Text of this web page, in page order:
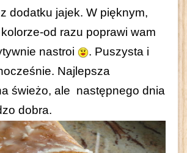
dodatku jajek. W pięknym,
od razu poprawi wam
nastroi
. Puszysta i
Najlepsza
świeżo, ale następnego dnia
dobra.